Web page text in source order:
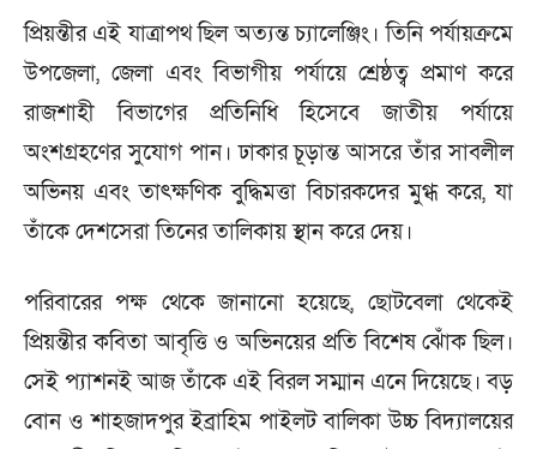
প্রিয়ন্তীর এই যাত্রাপথ ছিল অত্যন্ত চ্যালেঞ্জিং। তিনি পর্যায়ক্রমে
উপজেলা, জেলা এবং বিভাগীয় পর্যায়ে শ্রেষ্ঠত্ব প্রমাণ করে
রাজশাহী বিভাগের প্রতিনিধি হিসেবে জাতীয় পর্যায়ে
অংশগ্রহণের সুযোগ পান। ঢাকার চূড়ান্ত আসরে তাঁর সাবলীল
অভিনয় এবং তাৎক্ষণিক বুদ্ধিমত্তা বিচারকদের মুগ্ধ করে, যা
তাঁকে দেশসেরা তিনের তালিকায় স্থান করে দেয়।
পরিবারের পক্ষ থেকে জানানো হয়েছে, ছোটবেলা থেকেই
প্রিয়ন্তীর কবিতা আবৃত্তি ও অভিনয়ের প্রতি বিশেষ ঝোঁক ছিল।
সেই প্যাশনই আজ তাঁকে এই বিরল সম্মান এনে দিয়েছে। বড়
বোন ও শাহজাদপুর ইব্রাহিম পাইলট বালিকা উচ্চ বিদ্যালয়ের